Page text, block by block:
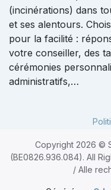
(incinérations) dans
et ses alentours.
pour la facilité :
votre conseiller, des
cérémonies
administratifs,…
Copyright 2026 ©
(BE0826.936.084). All
/ Alle